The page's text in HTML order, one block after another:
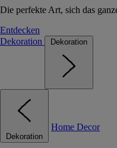
Die perfekte Art, sich das
Entdecken
Dekoration
Dekoration
Dekoration
Home Decor